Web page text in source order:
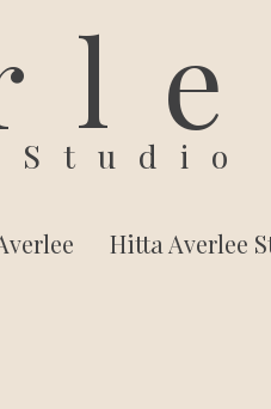
Hitta Averlee